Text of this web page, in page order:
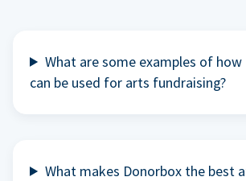
What are some examples of
can be used for arts fundraising?
What makes Donorbox the best